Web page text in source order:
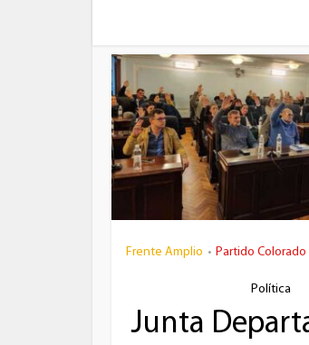
Frente Amplio • Partido Colorado
Política
Junta